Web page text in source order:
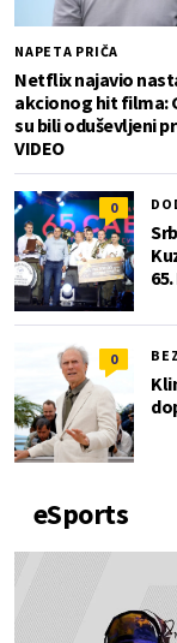
NAPETA PRIČA
Netflix najavio
akcionog hit filma:
su bili oduševljeni
VIDEO
0
0
eSports